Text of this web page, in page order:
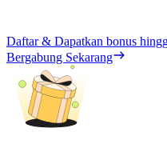
Daftar & Dapatkan bonus
Bergabung Sekarang